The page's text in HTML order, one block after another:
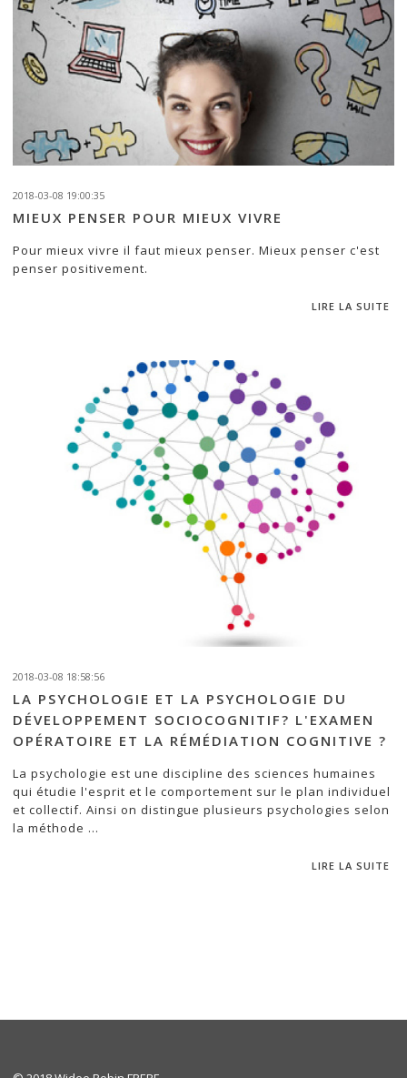
2018-03-08 19:00:35
MIEUX PENSER POUR MIEUX VIVRE
Pour mieux vivre il faut mieux penser. Mieux penser c'est
penser positivement.
LIRE LA SUITE
2018-03-08 18:58:56
LA PSYCHOLOGIE ET LA PSYCHOLOGIE DU
DÉVELOPPEMENT SOCIOCOGNITIF? L'EXAMEN
OPÉRATOIRE ET LA RÉMÉDIATION COGNITIVE ?
La psychologie est une discipline des sciences humaines
qui étudie l'esprit et le comportement sur le plan individuel
et collectif. Ainsi on distingue plusieurs psychologies selon
la méthode ...
LIRE LA SUITE